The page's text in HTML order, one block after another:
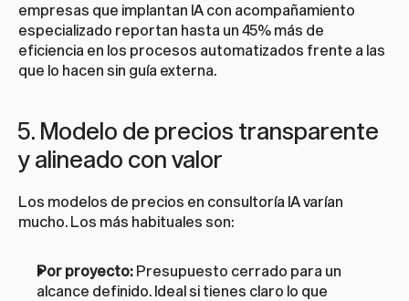
empresas que implantan IA con acompañamiento
especializado reportan hasta un 45% más de
eficiencia en los procesos automatizados frente a las
que lo hacen sin guía externa.
5. Modelo de precios transparente
y alineado con valor
Los modelos de precios en consultoría IA varían
mucho. Los más habituales son:
Por proyecto: Presupuesto cerrado para un
alcance definido. Ideal si tienes claro lo que